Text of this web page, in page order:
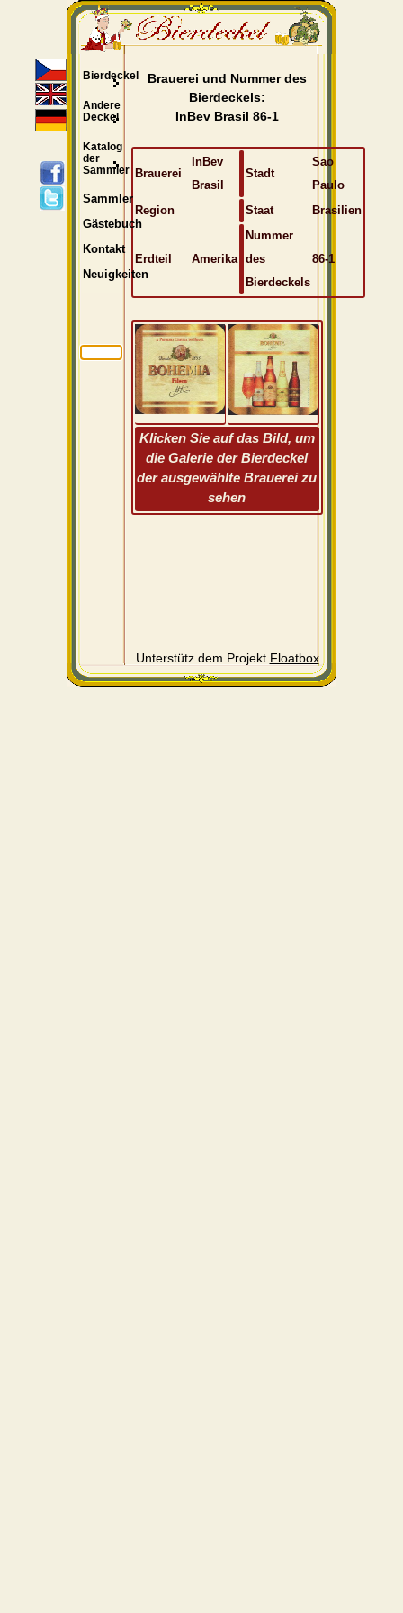
Brauerei und Nummer des
Bierdeckels:
InBev Brasil 86-1
Brauerei
InBev
Brasil
Stadt
Sao
Paulo
Region
Staat Brasilien
Erdteil Amerika
Nummer
des
Bierdeckels
86-1
Klicken Sie auf das Bild, um
die Galerie der Bierdeckel
der ausgewählte Brauerei zu
sehen
Unterstütz dem Projekt Floatbox
Bierdeckel
Andere
Deckel
Katalog
der
Sammler
Sammler
Gästebuch
Kontakt
Neuigkeiten